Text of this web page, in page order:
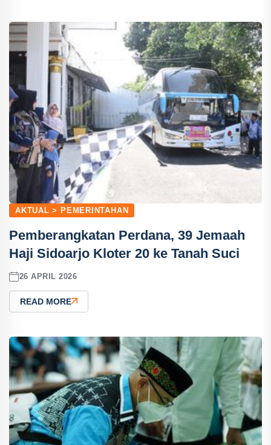
AKTUAL > PEMERINTAHAN
Pemberangkatan Perdana, 39 Jemaah
Haji Sidoarjo Kloter 20 ke Tanah Suci
26 APRIL 2026
READ MORE